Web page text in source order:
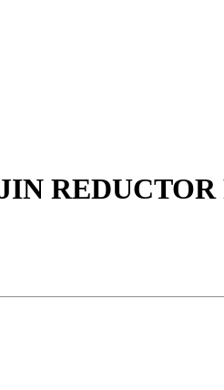
REDUCTOR